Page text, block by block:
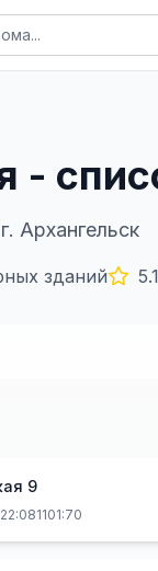
-
г. Архангельск
зданий 5.1
9